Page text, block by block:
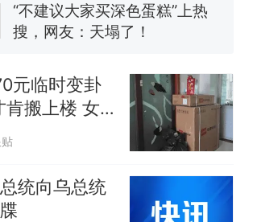
“不建议大家买深色蛋糕”上热
搜，网友：天塌了！
因老师一句“跟我回家”改写了
人生
元临时变卦
搬上楼 女
统向乌总统